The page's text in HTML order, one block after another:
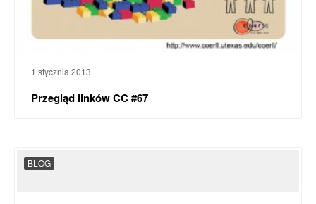
1 stycznia 2013
Przegląd linków CC #67
BLOG